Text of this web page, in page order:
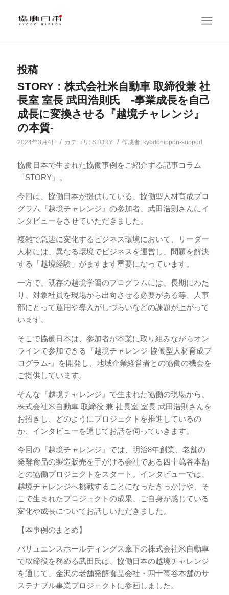
投稿
STORY：株式会社米自動車 取締役兼 社
長室 室長 武田浩則氏 -事業成長を自己
成長に変換させる『越境チャレンジ』
の本質-
2024年3月4日 / カテゴリ: STORY / 作成者: kyodonippon-support
協働日本で生まれた協働事例をご紹介する記事コラム
「STORY」。
今回は、協働日本が提供している、協働型人材育成プロ
グラム『越境チャレンジ』の参加者、武田浩則さんにイ
ンタビューをさせていただきました。
複雑で急速に変化するビジネス環境において、リーダー
人材には、異なる環境でビジネスを運営し、問題を解決
する「越境経験」がますます重要になっています。
一方で、既存の越境学習のプログラムには、長期にわた
り、対象社員を現場から出向させる必要がある等、人事
部にとって運用や導入がしづらいなどの課題が上がって
います。
そこで協働日本は、参加者が本業に取り組みながらオン
ラインで参加できる『越境チャレンジ-協働型人材育成プ
ログラム-』を開発し、地域企業経営者との協働の機会を
ご提供しています。
そんな『越境チャレンジ』で生まれた協働の現場から、
株式会社米自動車 取締役 兼 社長室 室長 武田浩則さんを
お招きし、どのようにプロジェクトを推進しているの
か、インタビューを通じてお話を伺っていきます。
今回の『越境チャレンジ』では、明治8年創業、老舗の
発酵食品の製造販売を手がける会社である四十萬谷本舗
との協働プロジェクトをスタート。インタビューでは、
越境チャレンジへ挑戦することになったきっかけや、そ
こで生まれたプロジェクトの成果、ご自身が感じている
変化や成長についてお話しいただきました。
【本事例のまとめ】
バリュエンスホールディングス傘下の株式会社米自動車
で取締役を務める武田氏は、協働日本の越境チャレンジ
を通じて、金沢の老舗発酵食品会社・四十萬谷本舗のサ
ステナブル事業プロジェクトに参画しました。